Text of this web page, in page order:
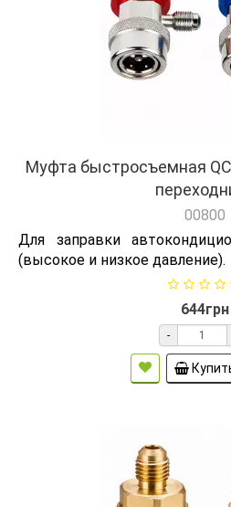
Муфта быстросъемная
00800
Для заправки
(высокое и низкое давление).
644грн
-